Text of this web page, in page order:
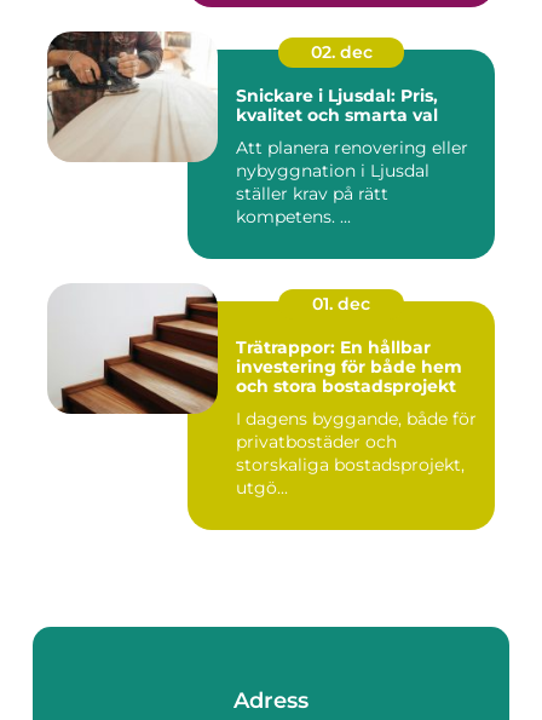
02. dec
Snickare i Ljusdal: Pris,
kvalitet och smarta val
Att planera renovering eller
nybyggnation i Ljusdal
ställer krav på rätt
kompetens. ...
01. dec
Trätrappor: En hållbar
investering för både hem
och stora bostadsprojekt
I dagens byggande, både för
privatbostäder och
storskaliga bostadsprojekt,
utgö...
Adress